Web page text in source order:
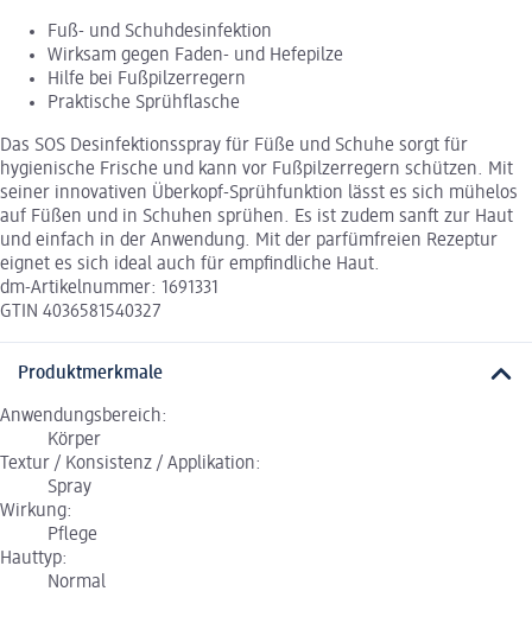
Fuß- und Schuhdesinfektion
Wirksam gegen Faden- und Hefepilze
Hilfe bei Fußpilzerregern
Praktische Sprühflasche
Das SOS Desinfektionsspray für Füße und Schuhe sorgt für
hygienische Frische und kann vor Fußpilzerregern schützen. Mit
seiner innovativen Überkopf-Sprühfunktion lässt es sich mühelos
auf Füßen und in Schuhen sprühen. Es ist zudem sanft zur Haut
und einfach in der Anwendung. Mit der parfümfreien Rezeptur
eignet es sich ideal auch für empfindliche Haut.
dm-Artikelnummer: 1691331
GTIN 4036581540327
Produktmerkmale
Anwendungsbereich:
Körper
Textur / Konsistenz / Applikation:
Spray
Wirkung:
Pflege
Hauttyp:
Normal